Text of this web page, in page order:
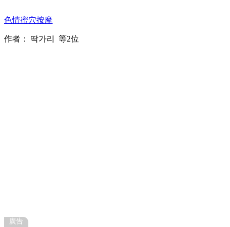
色情蜜穴按摩
作者： 딱가리 等2位
廣告